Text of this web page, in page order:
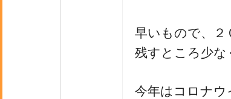
早いもので、２
残すところ少な
今年はコロナウ